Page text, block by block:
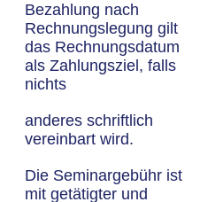
Bezahlung nach
Rechnungslegung gilt
das Rechnungsdatum
als Zahlungsziel, falls
nichts
anderes schriftlich
vereinbart wird.
Die Seminargebühr ist
mit getätigter und